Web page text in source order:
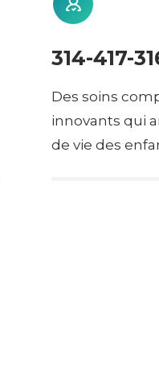
314-417-
Des soins
innovants qui
de vie des